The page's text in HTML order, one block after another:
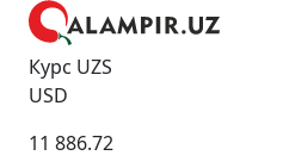
Курс UZS
USD
11 886.72